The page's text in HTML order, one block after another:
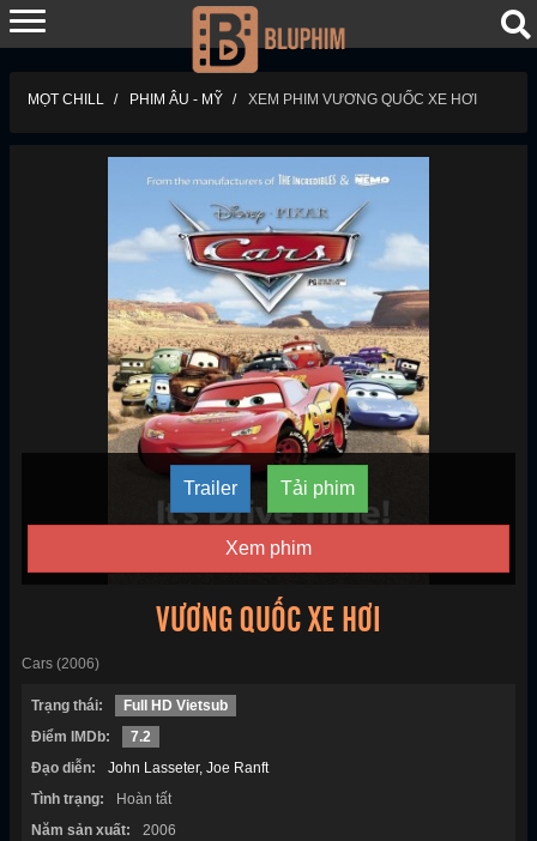
MỌT CHILL PHIM ÂU - MỸ XEM PHIM VƯƠNG QUỐC XE HƠI
Trailer Tải phim
Xem phim
VƯƠNG QUỐC XE HƠI
Cars (2006)
Trạng thái:
Full HD Vietsub
Điểm IMDb:
7.2
Đạo diễn:
John Lasseter Joe Ranft
Tình trạng:
Hoàn tất
Năm sản xuất:
2006